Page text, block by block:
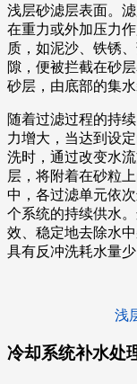
浅层砂滤层表面。
在重力或外加压力
质，如泥沙、铁锈
隙，便被拦截在砂
砂层，由底部的集
随着过滤过程的持
力增大，当达到设
洗时，通过改变水
层，将附着在砂粒
中，各过滤单元依
个系统的持续供水
效、稳定地去除水
具有反冲洗耗水量
浅
冷却系统补水处